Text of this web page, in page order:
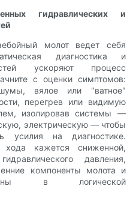
гидравлических и
молот ведет себя
диагностика и
ускоряют процесс
с оценки симптомов:
вялое или "ватное"
перегрев или видимую
изолировав системы —
электрическую — чтобы
усилия на диагностике.
кажется сниженной,
давления,
компоненты молота и
в логической